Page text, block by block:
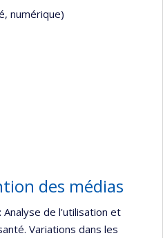
numérique)
des médias
: Analyse de l'utilisation et
Variations dans les